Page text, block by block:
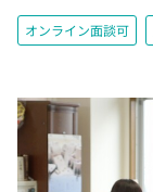
オンライン面談可